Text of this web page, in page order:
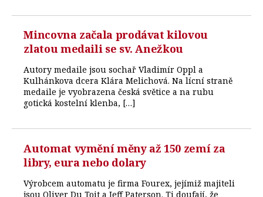
Mincovna začala prodávat kilovou
zlatou medaili se sv. Anežkou
Autory medaile jsou sochař Vladimír Oppl a
Kulhánkova dcera Klára Melichová. Na lícní straně
medaile je vyobrazena česká světice a na rubu
gotická kostelní klenba, […]
Automat vymění měny až 150 zemí za
libry, eura nebo dolary
Výrobcem automatu je firma Fourex, jejímiž majiteli
jsou Oliver Du Toit a Jeff Paterson. Ti doufají, že